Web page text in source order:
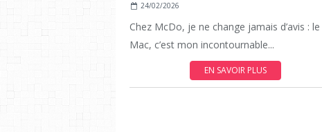
24/02/2026
Chez McDo, je ne change jamais d’avis :
Mac, c’est mon incontournable...
EN SAVOIR PLUS